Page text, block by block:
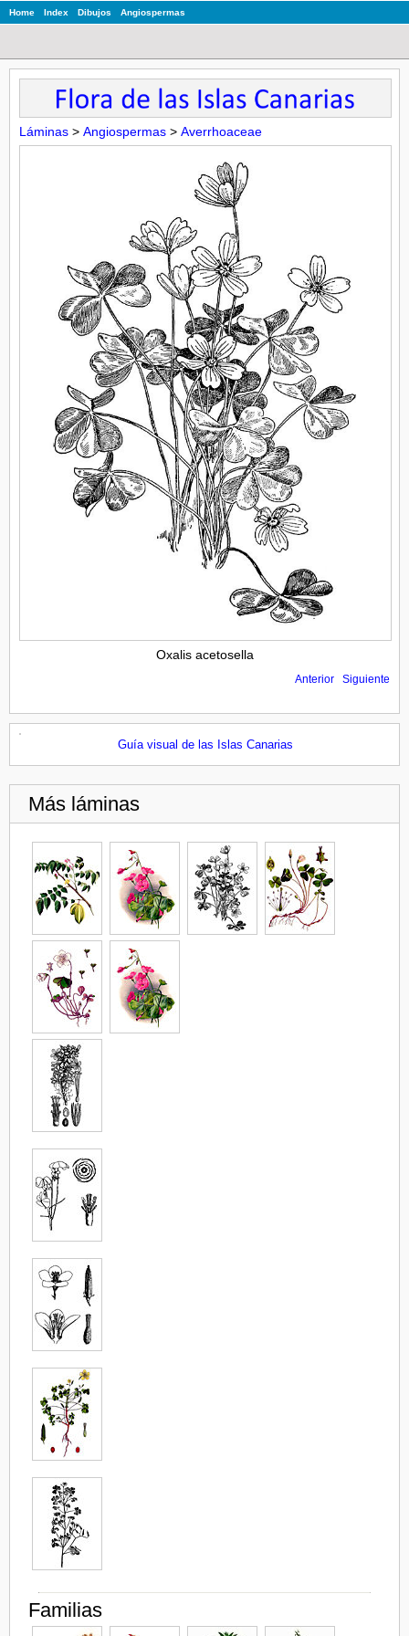
Home Index Dibujos Angiospermas
Láminas > Angiospermas > Averrhoaceae
Oxalis acetosella
Anterior Siguiente
Guía visual de las Islas Canarias
Más láminas
Familias